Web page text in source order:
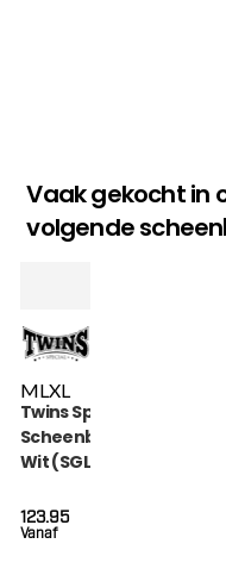
Vaak gekocht in
volgende
ML XL
Twins Special
Scheenbeschermers
Wit (SGL 7 WHITE)
Vanaf
123.95